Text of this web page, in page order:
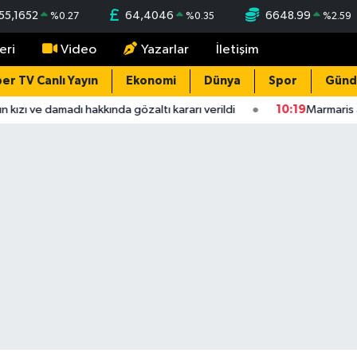
%0.27 64,4046 %0.35 6648.99 %2.59
Video Yazarlar İletişim
TV Canlı Yayın Ekonomi Dünya Spor
ve damadı hakkında gözaltı kararı verildi 10:19Marmaris